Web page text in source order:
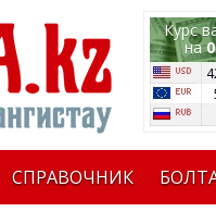
Курс
на
СПРАВОЧНИК